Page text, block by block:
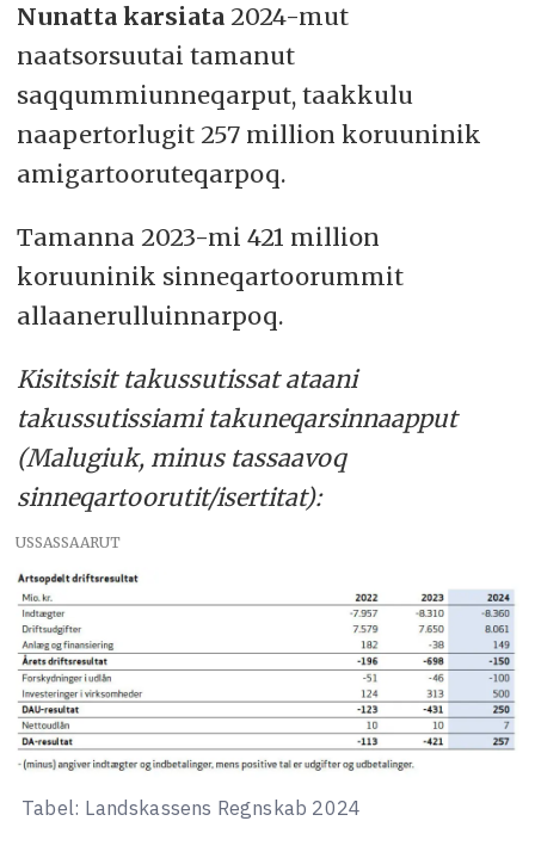
Nunatta karsiata2024-mut
naatsorsuutai tamanut
saqqummiunneqarput, taakkulu
naapertorlugit 257 million koruuninik
amigartooruteqarpoq.
Tamanna 2023-mi 421 million
koruuninik sinneqartoorummit
allaanerulluinnarpoq.
Kisitsisit takussutissat ataani
takussutissiami takuneqarsinnaapput
(Malugiuk, minus tassaavoq
sinneqartoorutit/isertitat):
USSASSAARUT
Tabel: Landskassens Regnskab 2024